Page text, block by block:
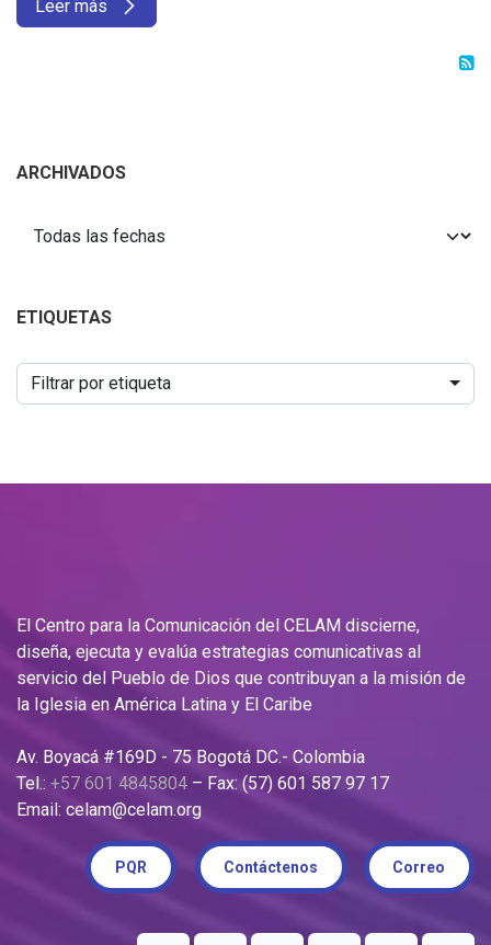
Leer más
ARCHIVADOS
ETIQUETAS
Filtrar por etiqueta
El Centro para la Comunicación del CELAM discierne,
diseña, ejecuta y evalúa estrategias comunicativas al
servicio del Pueblo de Dios que contribuyan a la misión de
la Iglesia en América Latina y El Caribe
Av. Boyacá #169D - 75 Bogotá DC.- Colombia
Tel.: +57 601 4845804 – Fax: (57) 601 587 97 17
Email: celam@celam.org
PQR Contáctenos Correo